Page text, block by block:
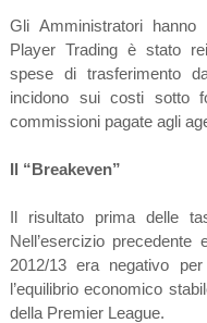
Gli Amministratori
Player Trading è stato
spese di trasferimento
incidono sui costi sotto
commissioni pagate agli
Il “Breakeven”
Il risultato prima delle
Nell’esercizio
2012/13 era negativo
l’equilibrio economico
della Premier League.